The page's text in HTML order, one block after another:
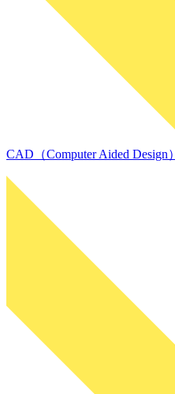
CAD（Computer Aided Design）